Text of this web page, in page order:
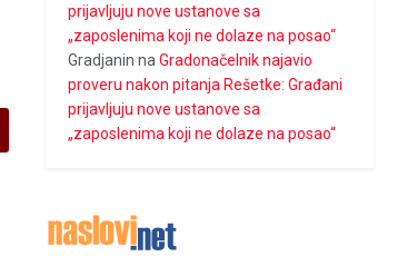
prijavljuju nove ustanove sa
„zaposlenima koji ne dolaze na posao“
Gradjanin naGradonačelnik najavio
proveru nakon pitanja Rešetke: Građani
prijavljuju nove ustanove sa
„zaposlenima koji ne dolaze na posao“